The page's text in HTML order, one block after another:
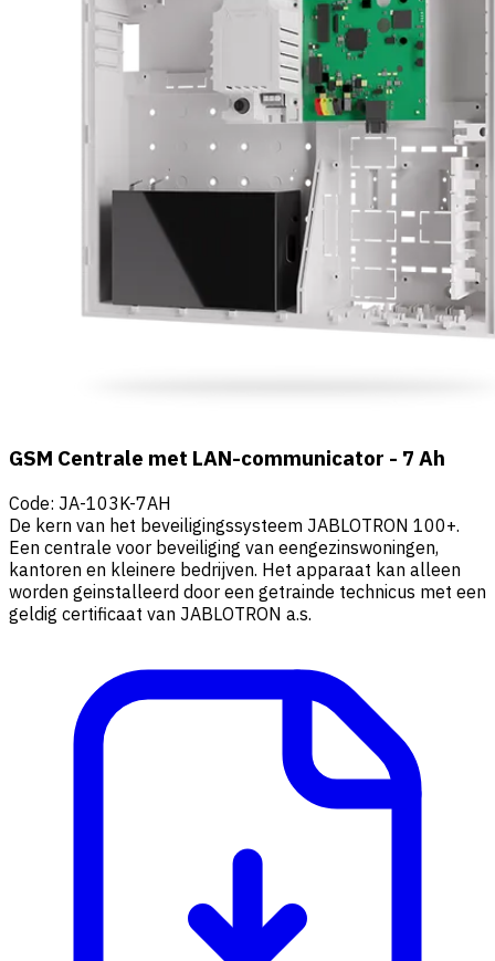
GSM Centrale met LAN-communicator - 7 Ah
Code: JA-103K-7AH
De kern van het beveiligingssysteem JABLOTRON 100+.
Een centrale voor beveiliging van eengezinswoningen,
kantoren en kleinere bedrijven. Het apparaat kan alleen
worden geinstalleerd door een getrainde technicus met een
geldig certificaat van JABLOTRON a.s.